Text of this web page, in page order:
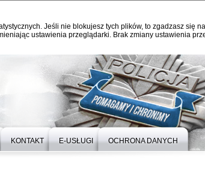
Jeśli nie blokujesz tych plików, to zgadzasz się
ustawienia przeglądarki. Brak zmiany ustawienia
KONTAKT E-USŁUGI OCHRONA DANYCH